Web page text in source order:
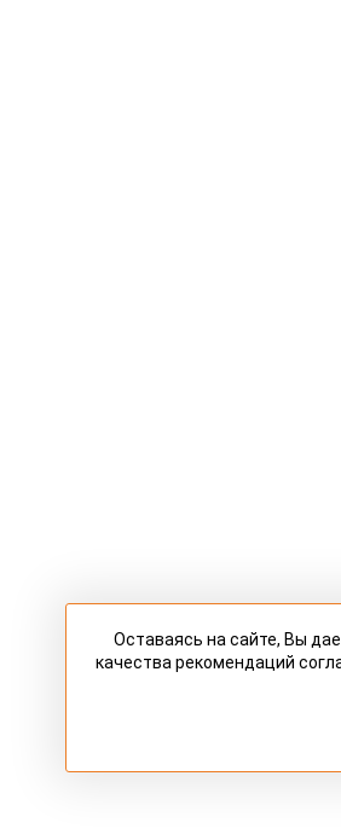
Оставаясь на сайте, Вы
качества рекомендаций